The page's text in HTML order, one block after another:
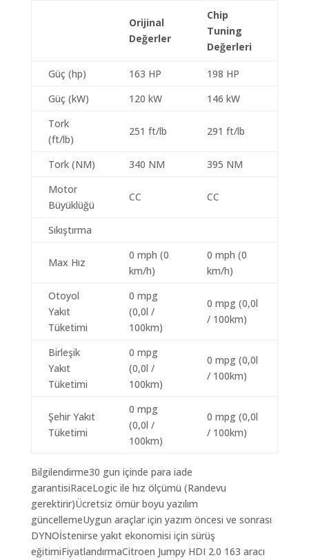
Orijinal
Değerler
Chip
Tuning
Değerleri
Güç (hp) 163 HP
198 HP
Güç (kW)
120 kW
146 kW
Tork
(ft/lb)
251 ft/lb 291 ft/lb
Tork (NM) 340 NM
395 NM
Motor
Büyüklüğü
CC CC
Sıkıştırma
Max Hız
0 mph (0
km/h)
0 mph (0
km/h)
Otoyol
Yakıt
Tüketimi
0 mpg
(0,0l /
100km)
0 mpg (0,0l
/ 100km)
Birleşik
Yakıt
Tüketimi
0 mpg
(0,0l /
100km)
0 mpg (0,0l
/ 100km)
Şehir Yakıt
Tüketimi
0 mpg
(0,0l /
100km)
0 mpg (0,0l
/ 100km)
Bilgilendirme30 gun içinde para iade
garantisiRaceLogic ile hız ölçümü (Randevu
gerektirir)Ücretsiz ömür boyu yazılım
güncellemeUygun araçlar için yazım öncesi ve sonrası
DYNOİstenirse yakıt ekonomisi için sürüş
eğitimiFiyatlandırmaCitroen Jumpy HDI 2.0 163 aracı